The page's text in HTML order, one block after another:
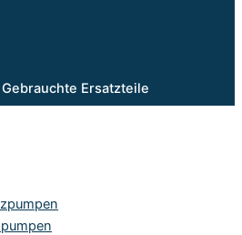
Ersatzteile